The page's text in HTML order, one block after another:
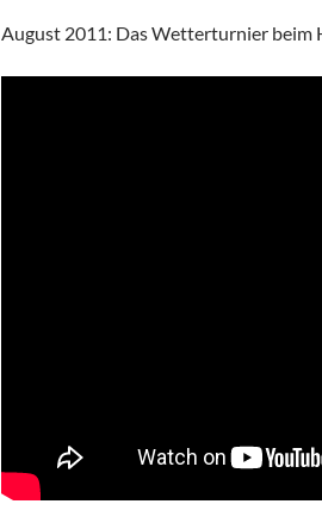
August 2011: Das Wetterturnier beim